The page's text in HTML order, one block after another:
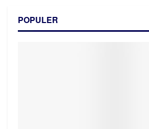
POPULER